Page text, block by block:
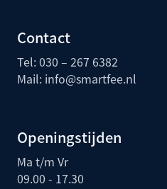
Contact
Tel: 030 – 267 6382
Mail: info@smartfee.nl
Openingstijden
Ma t/m Vr
09.00 - 17.30